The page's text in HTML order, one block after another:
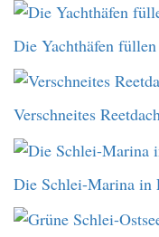
Die Yachthäfen
Verschneites
Die Schlei-Marina in